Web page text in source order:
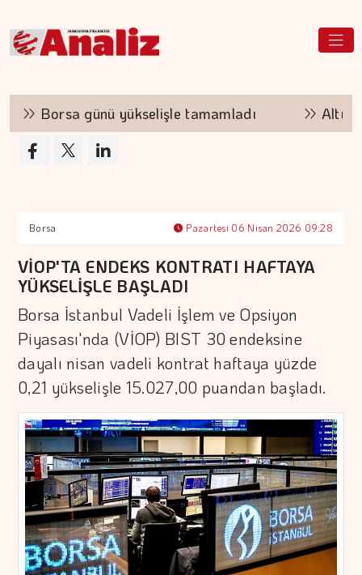
Borsa günü yükselişle tamamladı Altının
Borsa Pazartesi 06 Nisan 2026 09:28
VİOP'TA ENDEKS KONTRATI HAFTAYA
YÜKSELİŞLE BAŞLADI
Borsa İstanbul Vadeli İşlem ve Opsiyon
Piyasası'nda (VİOP) BIST 30 endeksine
dayalı nisan vadeli kontrat haftaya yüzde
0,21 yükselişle 15.027,00 puandan başladı.